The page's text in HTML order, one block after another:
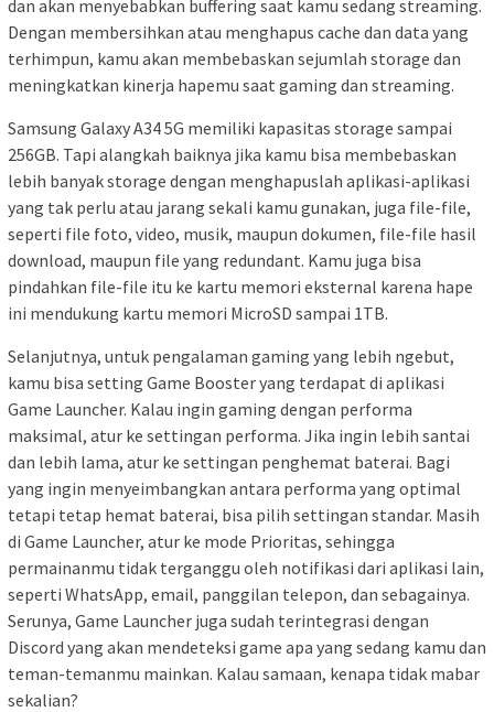
dan akan menyebabkan buffering saat kamu sedang streaming.
Dengan membersihkan atau menghapus cache dan data yang
terhimpun, kamu akan membebaskan sejumlah storage dan
meningkatkan kinerja hapemu saat gaming dan streaming.
Samsung Galaxy A34 5G memiliki kapasitas storage sampai
256GB. Tapi alangkah baiknya jika kamu bisa membebaskan
lebih banyak storage dengan menghapuslah aplikasi-aplikasi
yang tak perlu atau jarang sekali kamu gunakan, juga file-file,
seperti file foto, video, musik, maupun dokumen, file-file hasil
download, maupun file yang redundant. Kamu juga bisa
pindahkan file-file itu ke kartu memori eksternal karena hape
ini mendukung kartu memori MicroSD sampai 1TB.
Selanjutnya, untuk pengalaman gaming yang lebih ngebut,
kamu bisa setting Game Booster yang terdapat di aplikasi
Game Launcher. Kalau ingin gaming dengan performa
maksimal, atur ke settingan performa. Jika ingin lebih santai
dan lebih lama, atur ke settingan penghemat baterai. Bagi
yang ingin menyeimbangkan antara performa yang optimal
tetapi tetap hemat baterai, bisa pilih settingan standar. Masih
di Game Launcher, atur ke mode Prioritas, sehingga
permainanmu tidak terganggu oleh notifikasi dari aplikasi lain,
seperti WhatsApp, email, panggilan telepon, dan sebagainya.
Serunya, Game Launcher juga sudah terintegrasi dengan
Discord yang akan mendeteksi game apa yang sedang kamu dan
teman-temanmu mainkan. Kalau samaan, kenapa tidak mabar
sekalian?